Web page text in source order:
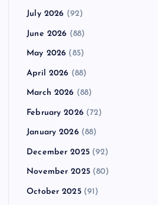
July 2026 (92)
June 2026 (88)
May 2026 (85)
April 2026 (88)
March 2026 (88)
February 2026(72)
January 2026(88)
December 2025(92)
November 2025(80)
October 2025(91)